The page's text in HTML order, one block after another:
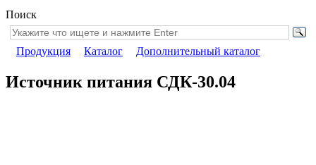
Поиск
Продукция Каталог Дополнительный каталог
Источник питания СДК-30.04